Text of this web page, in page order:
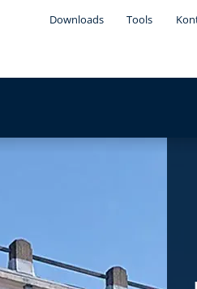
Downloads Tools